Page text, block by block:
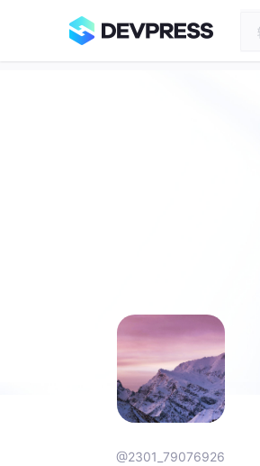
@2301_79076926